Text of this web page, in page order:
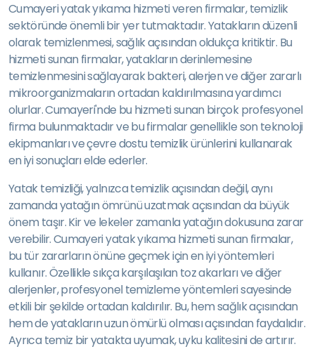
Cumayeri yatak yıkama hizmeti veren firmalar, temizlik
sektöründe önemli bir yer tutmaktadır. Yatakların düzenli
olarak temizlenmesi, sağlık açısından oldukça kritiktir. Bu
hizmeti sunan firmalar, yatakların derinlemesine
temizlenmesini sağlayarak bakteri, alerjen ve diğer zararlı
mikroorganizmaların ortadan kaldırılmasına yardımcı
olurlar. Cumayeri'nde bu hizmeti sunan birçok profesyonel
firma bulunmaktadır ve bu firmalar genellikle son teknoloji
ekipmanları ve çevre dostu temizlik ürünlerini kullanarak
en iyi sonuçları elde ederler.
Yatak temizliği, yalnızca temizlik açısından değil, aynı
zamanda yatağın ömrünü uzatmak açısından da büyük
önem taşır. Kir ve lekeler zamanla yatağın dokusuna zarar
verebilir. Cumayeri yatak yıkama hizmeti sunan firmalar,
bu tür zararların önüne geçmek için en iyi yöntemleri
kullanır. Özellikle sıkça karşılaşılan toz akarları ve diğer
alerjenler, profesyonel temizleme yöntemleri sayesinde
etkili bir şekilde ortadan kaldırılır. Bu, hem sağlık açısından
hem de yatakların uzun ömürlü olması açısından faydalıdır.
Ayrıca temiz bir yatakta uyumak, uyku kalitesini de artırır.